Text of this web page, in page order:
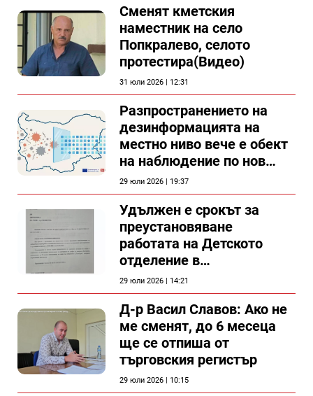
Сменят кметския
наместник на село
Попкралево, селото
протестира(Видео)
31 юли 2026 | 12:31
Разпространението на
дезинформацията на
местно ниво вече е обект
на наблюдение по нов
проект
29 юли 2026 | 19:37
Удължен е срокът за
преустановяване
работата на Детското
отделение в
силистренската болница
29 юли 2026 | 14:21
Д-р Васил Славов: Ако не
ме сменят, до 6 месеца
ще се отпиша от
търговския регистър
29 юли 2026 | 10:15